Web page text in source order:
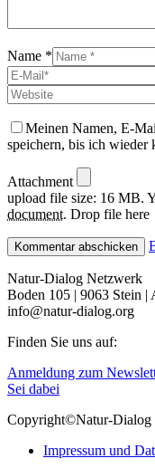
Name *
Meinen Namen, E-
speichern, bis ich wieder
Attachment
upload file size: 16 MB.
document. Drop file here
Natur-Dialog Netzwerk
Boden 105 | 9063 Stein |
info@natur-dialog.org
Finden Sie uns auf:
Linkedin
page
in
window
E-
Mail
opens
new
Anmeldung zum
Sei dabei
Copyright©Natur-Dialog
Impressum und